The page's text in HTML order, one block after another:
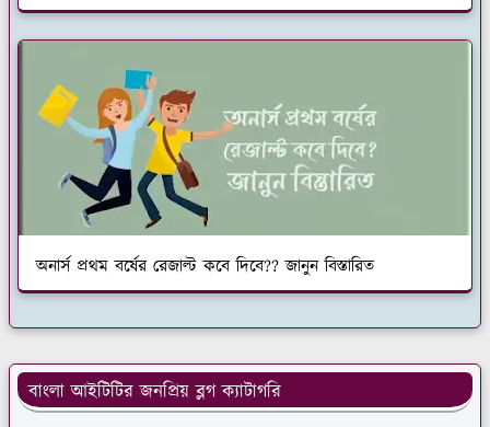
অনার্স প্রথম বর্ষের রেজাল্ট কবে দিবে?? জানুন বিস্তারিত
বাংলা আইটিটির জনপ্রিয় ব্লগ ক্যাটাগরি